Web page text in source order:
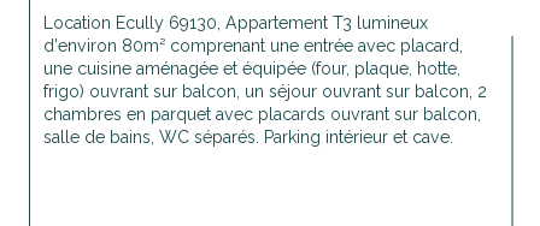
Location Ecully 69130, Appartement T3 lumineux
d'environ 80m² comprenant une entrée avec placard,
une cuisine aménagée et équipée (four, plaque, hotte,
frigo) ouvrant sur balcon, un séjour ouvrant sur balcon, 2
chambres en parquet avec placards ouvrant sur balcon,
salle de bains, WC séparés. Parking intérieur et cave.